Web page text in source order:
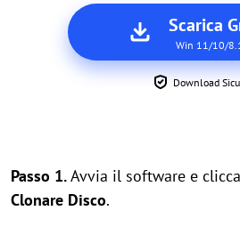
Scarica
Win 11/10/
Download
Passo 1.Avvia il software e
Clonare Disco.